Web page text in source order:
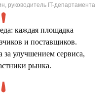
руководитель IT-департамента
каждая площадка
и поставщиков.
за улучшением сервиса,
рынка.